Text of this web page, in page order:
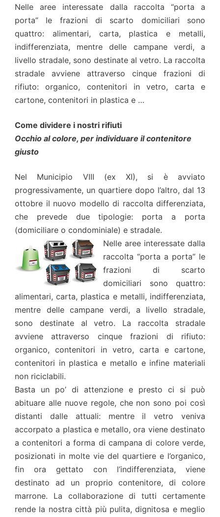
Nelle aree interessate dalla raccolta “porta a
porta” le frazioni di scarto domiciliari sono
quattro: alimentari, carta, plastica e metalli,
indifferenziata, mentre delle campane verdi, a
livello stradale, sono destinate al vetro. La raccolta
stradale avviene attraverso cinque frazioni di
rifiuto: organico, contenitori in vetro, carta e
cartone, contenitori in plastica e …
Come dividere i nostri rifiuti
Occhio al colore, per individuare il contenitore
giusto
Nel Municipio VIII (ex XI), si è avviato
progressivamente, un quartiere dopo l’altro, dal 13
ottobre il nuovo modello di raccolta differenziata,
che prevede due tipologie: porta a porta
(domiciliare o condominiale) e stradale.
Nelle aree interessate dalla
raccolta “porta a porta” le
frazioni di scarto
domiciliari sono quattro:
alimentari, carta, plastica e metalli, indifferenziata,
mentre delle campane verdi, a livello stradale,
sono destinate al vetro. La raccolta stradale
avviene attraverso cinque frazioni di rifiuto:
organico, contenitori in vetro, carta e cartone,
contenitori in plastica e metallo e infine materiali
non riciclabili.
Basta un po’ di attenzione e presto ci si può
abituare alle nuove regole, che non sono poi così
distanti dalle attuali: mentre il vetro veniva
accorpato a plastica e metallo, ora viene destinato
a contenitori a forma di campana di colore verde,
posizionati in molte vie del quartiere e l’organico,
fin ora gettato con l’indifferenziata, viene
destinato ad un proprio contenitore, di colore
marrone. La collaborazione di tutti certamente
rende la nostra città più pulita, dignitosa e meglio